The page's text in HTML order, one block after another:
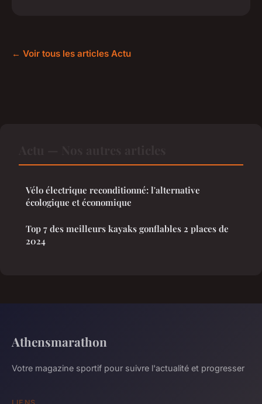
← Voir tous les articles Actu
Vélo électrique reconditionné: l'alternative
écologique et économique
Top 7 des meilleurs kayaks gonflables 2 places de
2024
Athensmarathon
Votre magazine sportif pour suivre l'actualité et progresser